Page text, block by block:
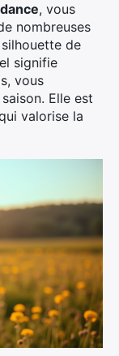
, vous
nombreuses
de
signifie
vous
Elle est
valorise la